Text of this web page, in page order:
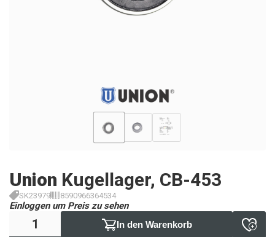
Union Kugellager, CB-453
SK23979 8590966364534
Einloggen um Preis zu sehen
In den Warenkorb